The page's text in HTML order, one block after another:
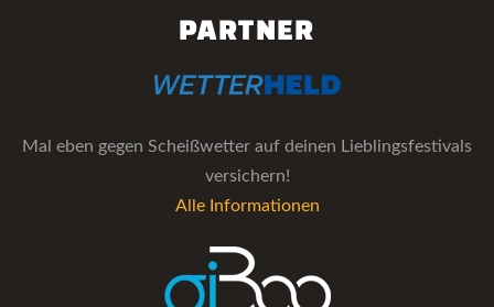
PARTNER
Mal eben gegen Scheißwetter auf deinen Lieblingsfestivals
versichern!
Alle Informationen